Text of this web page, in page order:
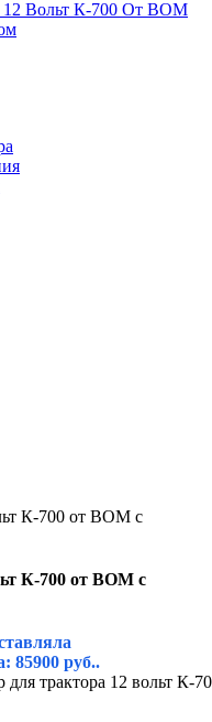
К-700 от ВОМ с
85900 руб..
для трактора 12 вольт